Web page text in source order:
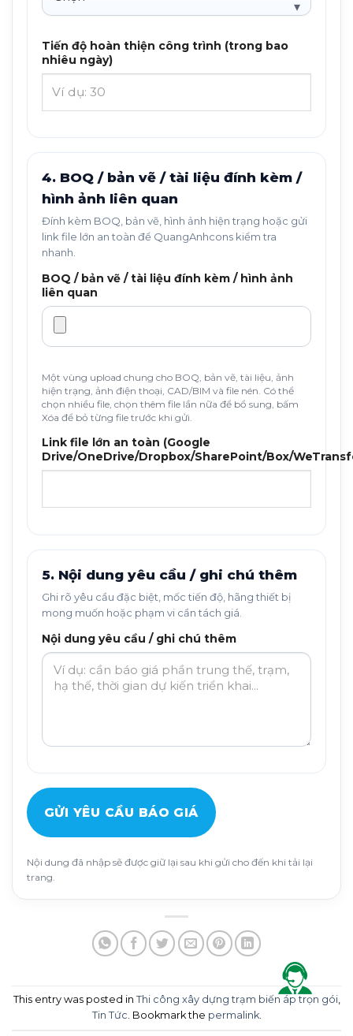
Tiến độ hoàn thiện công trình (trong bao
nhiêu ngày)
4. BOQ / bản vẽ / tài liệu đính kèm /
hình ảnh liên quan
Đính kèm BOQ, bản vẽ, hình ảnh hiện trạng hoặc gửi
link file lớn an toàn để QuangAnhcons kiểm tra
nhanh.
BOQ / bản vẽ / tài liệu đính kèm / hình ảnh
liên quan
Một vùng upload chung cho BOQ, bản vẽ, tài liệu, ảnh
hiện trạng, ảnh điện thoại, CAD/BIM và file nén. Có thể
chọn nhiều file, chọn thêm file lần nữa để bổ sung, bấm
Xóa để bỏ từng file trước khi gửi.
Link file lớn an toàn (Google
Drive/OneDrive/Dropbox/SharePoint/Box/
5. Nội dung yêu cầu / ghi chú thêm
Ghi rõ yêu cầu đặc biệt, mốc tiến độ, hãng thiết bị
mong muốn hoặc phạm vi cần tách giá.
Nội dung yêu cầu / ghi chú thêm
GỬI YÊU CẦU BÁO GIÁ
Nội dung đã nhập sẽ được giữ lại sau khi gửi cho đến khi tải lại
trang.
This entry was posted in Thi công xây dựng trạm biến áp trọn gói,
Tin Tức . Bookmark the permalink.